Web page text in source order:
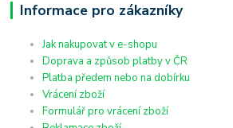
Informace pro zákazníky
Jak nakupovat v e-shopu
Doprava a způsob platby v ČR
Platba předem nebo na dobírku
Vrácení zboží
Formulář pro vrácení zboží